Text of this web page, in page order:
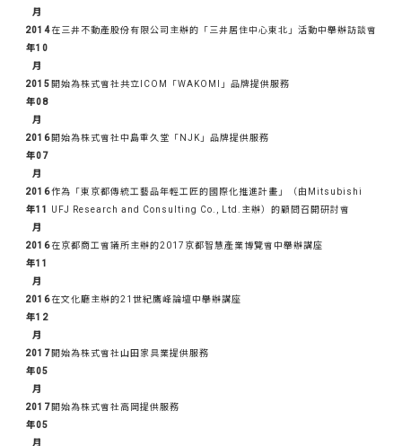
月
2014
年10
月
在三井不動產股份有限公司主辦的「三井居住中心東北」活動中舉辦訪談會
2015
年08
月
開始為株式會社共立ICOM「WAKOMI」品牌提供服務
2016
年07
月
開始為株式會社中島重久堂「NJK」品牌提供服務
2016
年11
月
作為「東京都傳統工藝品年輕工匠的國際化推進計畫」（由Mitsubishi
UFJ Research and Consulting Co., Ltd.主辦）的顧問召開研討會
2016
年11
月
在京都商工會議所主辦的2017京都智慧產業博覽會中舉辦講座
2016
年12
月
在文化廳主辦的21世紀鷹峰論壇中舉辦講座
2017
年05
月
開始為株式會社山田家具業提供服務
2017
年05
月
開始為株式會社高岡提供服務